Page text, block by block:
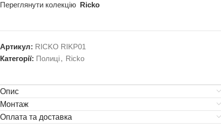
Переглянути колекцію Ricko
Артикул: RICKO RIKP01
Категорії: Полиці, Ricko
Опис
Монтаж
Оплата та доставка